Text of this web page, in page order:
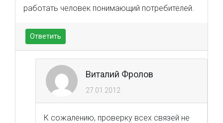
работать человек понимающий потребителей.
Ответить
Виталий Фролов
27.01.2012
К сожалению, проверку всех связей не